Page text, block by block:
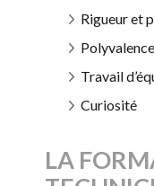
Rigueur et
Polyvalence
Travail
Curiosité
LA